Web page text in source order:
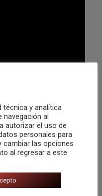
técnica y analítica
navegación al
autorizar el uso de
personales para
cambiar las opciones
al regresar a este